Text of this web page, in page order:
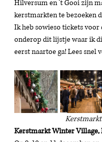
Hilversum en 't Gooi zijn
kerstmarkten te bezoeken
Ik heb sowieso tickets
onderop dit lijstje waar ik
eerst naartoe ga! Lees snel
Kerstmarkt Winter Village,